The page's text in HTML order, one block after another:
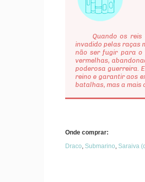
Quando os reis
invadido pelas raças
não ser fugir para o
vermelhas,
poderosa guerreira.
reino e garantir aos
batalhas, mas a mais
Onde comprar:
Draco, Submarino, Saraiva